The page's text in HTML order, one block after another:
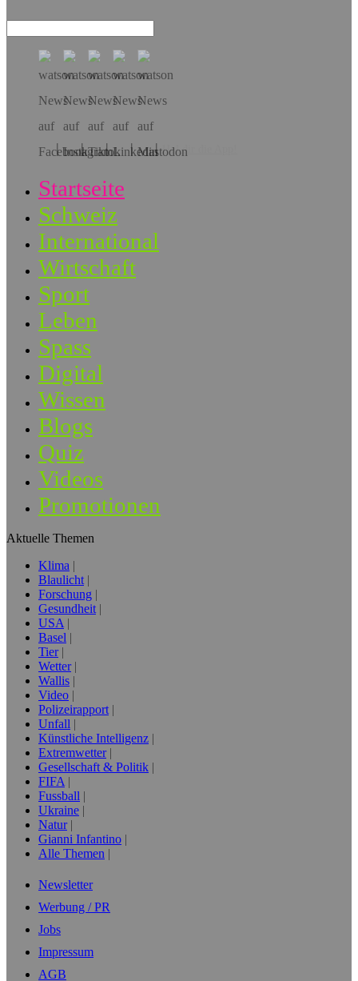
Hol dir die App!
Startseite
Schweiz
International
Wirtschaft
Sport
Leben
Spass
Digital
Wissen
Blogs
Quiz
Videos
Promotionen
Aktuelle Themen
Klima
Blaulicht
Forschung
Gesundheit
USA
Basel
Tier
Wetter
Wallis
Video
Polizeirapport
Unfall
Künstliche Intelligenz
Extremwetter
Gesellschaft & Politik
FIFA
Fussball
Ukraine
Natur
Gianni Infantino
Alle Themen
Newsletter
Werbung / PR
Jobs
Impressum
AGB